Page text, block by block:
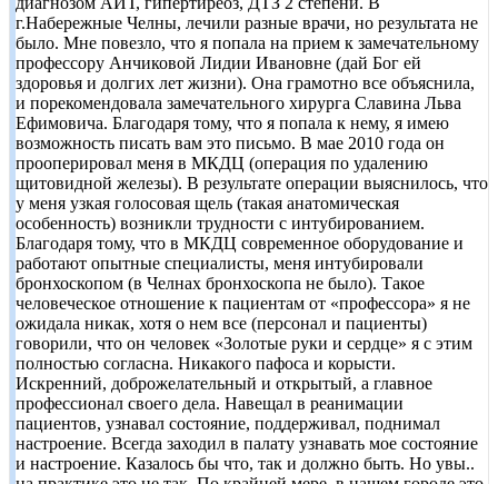
г.Набережные Челны, лечили разные врачи, но результата не
было. Мне повезло, что я попала на прием к замечательному
профессору Анчиковой Лидии Ивановне (дай Бог ей
здоровья и долгих лет жизни). Она грамотно все объяснила,
и порекомендовала замечательного хирурга Славина Льва
Ефимовича. Благодаря тому, что я попала к нему, я имею
возможность писать вам это письмо. В мае 2010 года он
прооперировал меня в МКДЦ (операция по удалению
щитовидной железы). В результате операции выяснилось, что
у меня узкая голосовая щель (такая анатомическая
особенность) возникли трудности с интубированием.
Благодаря тому, что в МКДЦ современное оборудование и
работают опытные специалисты, меня интубировали
бронхоскопом (в Челнах бронхоскопа не было). Такое
человеческое отношение к пациентам от «профессора» я не
ожидала никак, хотя о нем все (персонал и пациенты)
говорили, что он человек «Золотые руки и сердце» я с этим
полностью согласна. Никакого пафоса и корысти.
Искренний, доброжелательный и открытый, а главное
профессионал своего дела. Навещал в реанимации
пациентов, узнавал состояние, поддерживал, поднимал
настроение. Всегда заходил в палату узнавать мое состояние
и настроение. Казалось бы что, так и должно быть. Но увы..